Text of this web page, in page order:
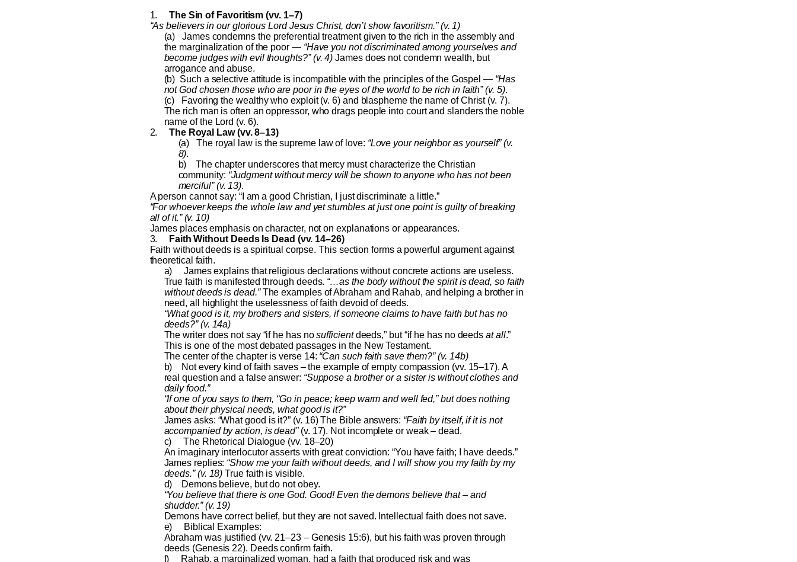
1.
The Sin of Favoritism (vv. 1–7)
“As believers in our glorious Lord Jesus Christ, don’t show favoritism.” (v. 1)
(a)
James condemns the preferential treatment given to the rich in the assembly and
the marginalization of the poor — “Have you not discriminated among yourselves and
become judges with evil thoughts?” (v. 4) James does not condemn wealth, but
arrogance and abuse.
(b) Such a selective attitude is incompatible with the principles of the Gospel — “Has
not God chosen those who are poor in the eyes of the world to be rich in faith” (v. 5).
(c)
Favoring the wealthy who exploit (v. 6) and blaspheme the name of Christ (v. 7).
The rich man is often an oppressor, who drags people into court and slanders the noble
name of the Lord (v. 6).
2.
The Royal Law (vv. 8–13)
(a)
The royal law is the supreme law of love: “Love your neighbor as yourself” (v.
8).
b)
The chapter underscores that mercy must characterize the Christian
community: “Judgment without mercy will be shown to anyone who has not been
merciful” (v. 13).
A person cannot say: “I am a good Christian, I just discriminate a little.”
“For whoever keeps the whole law and yet stumbles at just one point is guilty of breaking
all of it.” (v. 10)
James places emphasis on character, not on explanations or appearances.
3.
Faith Without Deeds Is Dead (vv. 14–26)
Faith without deeds is a spiritual corpse. This section forms a powerful argument against
theoretical faith.
a)
James explains that religious declarations without concrete actions are useless.
True faith is manifested through deeds. “…as the body without the spirit is dead, so faith
without deeds is dead.”The examples of Abraham and Rahab, and helping a brother in
need, all highlight the uselessness of faith devoid of deeds.
“What good is it, my brothers and sisters, if someone claims to have faith but has no
deeds?” (v. 14a)
The writer does not say “if he has nosufficientdeeds,” but “if he has no deedsat all.”
This is one of the most debated passages in the New Testament.
The center of the chapter is verse 14: “Can such faith save them?” (v. 14b)
b)
Not every kind of faith saves – the example of empty compassion (vv. 15–17). A
real question and a false answer: “Suppose a brother or a sister is without clothes and
daily food.”
“If one of you says to them, “Go in peace; keep warm and well fed,” but does nothing
about their physical needs, what good is it?”
James asks: “What good is it?” (v. 16) The Bible answers: “Faith by itself, if it is not
accompanied by action, is dead”(v. 17). Not incomplete or weak – dead.
c)
The Rhetorical Dialogue (vv. 18–20)
An imaginary interlocutor asserts with great conviction: “You have faith; I have deeds.”
James replies: “Show me your faith without deeds, and I will show you my faith by my
deeds.” (v. 18) True faith is visible.
d)
Demons believe, but do not obey.
“You believe that there is one God. Good! Even the demons believe that – and
shudder.” (v. 19)
Demons have correct belief, but they are not saved. Intellectual faith does not save.
e)
Biblical Examples:
Abraham was justified (vv. 21–23 – Genesis 15:6), but his faith was proven through
deeds (Genesis 22). Deeds confirm faith.
f)
Rahab, a marginalized woman, had a faith that produced risk and was